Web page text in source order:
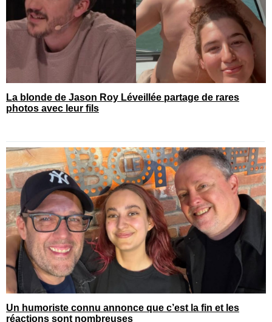
La blonde de Jason Roy Léveillée partage de rares
photos avec leur fils
Un humoriste connu annonce que c’est la fin et les
réactions sont nombreuses